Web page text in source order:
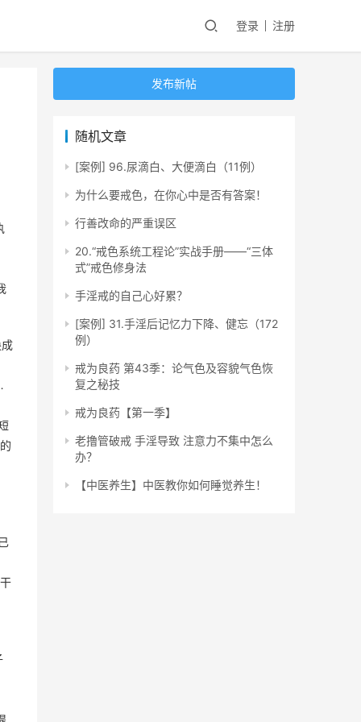
登录 注册
发布新帖
随机文章
[案例] 96.尿滴白、大便滴白（11例）
为什么要戒色，在你心中是否有答案！
行善改命的严重误区
20.“戒色系统工程论”实战手册——“三体
式”戒色修身法
手淫戒的自己心好累？
[案例] 31.手淫后记忆力下降、健忘（172
例）
戒为良药 第43季：论气色及容貌气色恢
复之秘技
戒为良药【第一季】
老撸管破戒 手淫导致 注意力不集中怎么
办？
【中医养生】中医教你如何睡觉养生！